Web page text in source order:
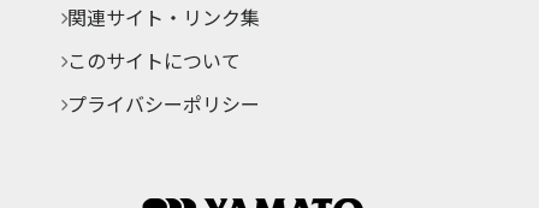
関連サイト・リンク集
このサイトについて
プライバシーポリシー